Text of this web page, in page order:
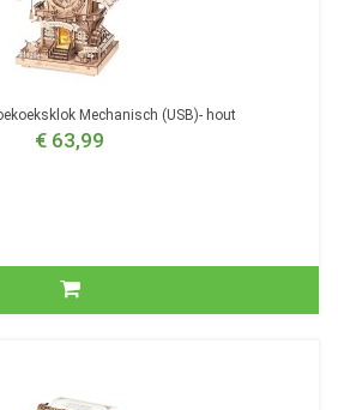
Mechanisch (USB)- hout
€ 63,99